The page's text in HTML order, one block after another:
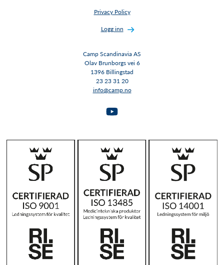
Privacy Policy
Logg inn
Camp Scandinavia AS
Olav Brunborgs vei 6
1396 Billingstad​​​​​​​
23 23 31 20
info@camp.no